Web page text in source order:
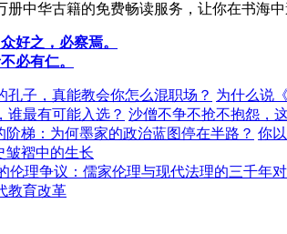
册中华古籍的免费畅读服务，让你在书海
好之，必察焉。
必有仁。
孔子，真能教会你怎么混职场？ 为什么说
谁最有可能入选？ 沙僧不争不抢不抱怨，
阶梯：为何墨家的政治蓝图停在半路？ 你
皱褶中的生长
伦理争议：儒家伦理与现代法理的三千年
教育改革